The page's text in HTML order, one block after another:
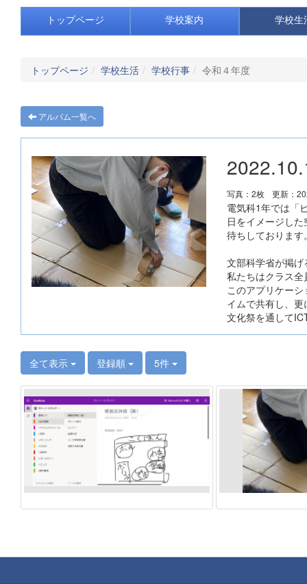
トップページ 学校案内 学校生
トップページ 学校生活 学校行事 令和４年度
アルバム一覧へ
写真：2枚 更新：
電気科1年では「
日をイメージし
待ちしておりま
文部科学省が掲
私たちはクラス
このアプリケー
イムで共有し、
文化祭を通して
全て表示 登録順 5件